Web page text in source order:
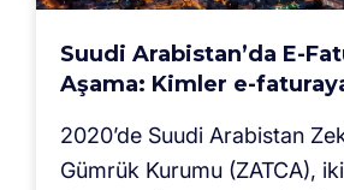
Suudi Arabistan’da E-
Aşama: Kimler e-
2020’de Suudi Arabistan
Gümrük Kurumu (ZATCA),